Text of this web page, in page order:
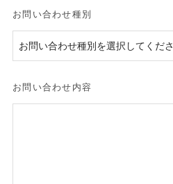
お問い合わせ種別
お問い合わせ内容